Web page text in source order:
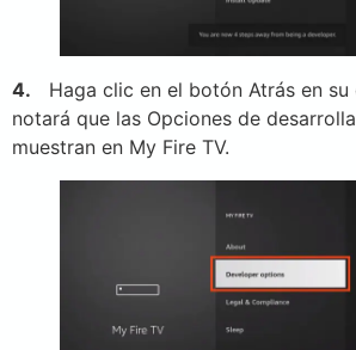
4. Haga clic en el botón Atrás en
notará que las Opciones de
muestran en My Fire TV.